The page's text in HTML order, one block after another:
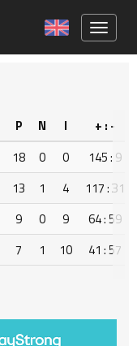
P N I
+ : -
18 0 0
145 : 9
13 1 4
117 : 31
9 0 9
64 : 59
7 1 10 41 : 57